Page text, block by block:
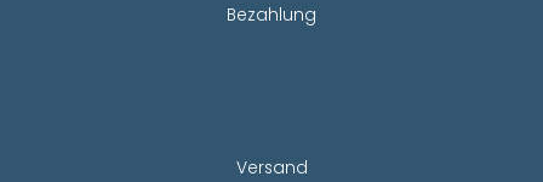
Bezahlung
Versand